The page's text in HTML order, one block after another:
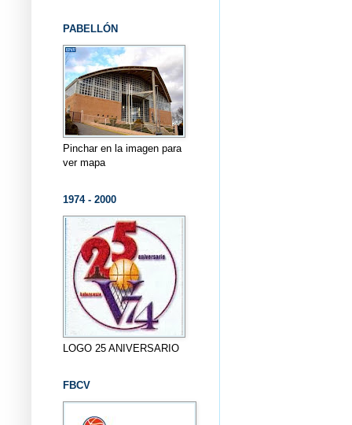
PABELLÓN
Pinchar en la imagen para
ver mapa
1974 - 2000
LOGO 25 ANIVERSARIO
FBCV